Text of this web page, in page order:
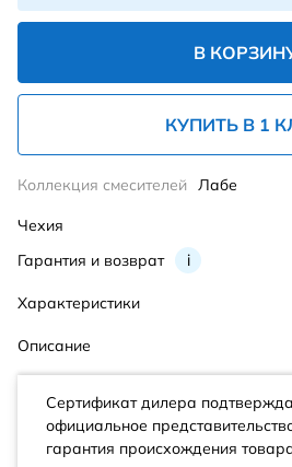
В
КУПИТЬ В 1
Гарантия и возврат i
Коллекция смесителей Лабе
Чехия
Характеристики
Описание
Сертификат дилера
официальное
гарантия происхождения